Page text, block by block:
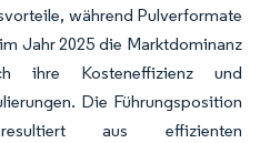
während Pulverformate
Jahr 2025 die Marktdominanz
ihre Kosteneffizienz und
Die Führungsposition
aus effizienten